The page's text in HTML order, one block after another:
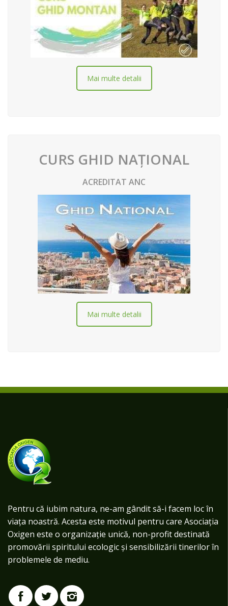
Mai multe detalii
CURS GHID NAȚIONAL
ACREDITAT ANC
Mai multe detalii
Pentru că iubim natura, ne-am gândit să-i facem loc în
viața noastră. Acesta este motivul pentru care Asociația
Oxigen este o organizație unică, non-profit destinată
promovării spiritului ecologic și sensibilizării tinerilor în
problemele de mediu.